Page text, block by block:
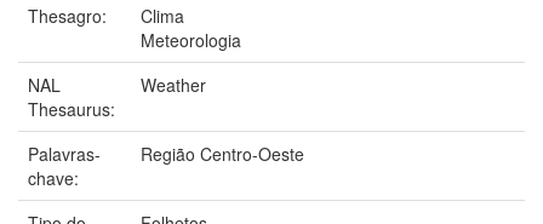
Thesagro:
Clima
Meteorologia
NAL
Thesaurus:
Weather
Palavras-
chave:
Região Centro-Oeste